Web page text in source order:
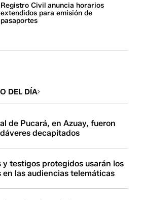
Registro Civil anuncia horarios
extendidos para emisión de
pasaportes
DEL DÍA
de Pucará, en Azuay, fueron
decapitados
y testigos protegidos usarán los
en las audiencias telemáticas